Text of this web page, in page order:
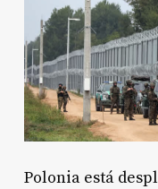
Polonia está